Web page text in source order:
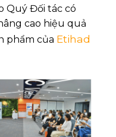
Quý Đối tác có
cao hiệu quả
phẩm của Etihad